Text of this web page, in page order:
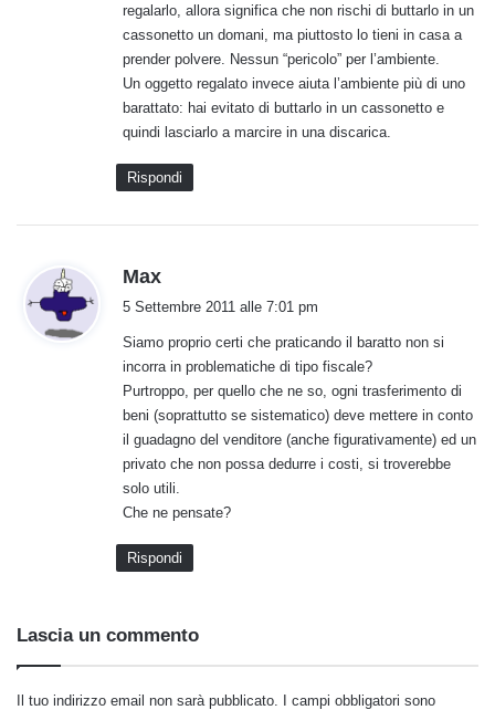
regalarlo, allora significa che non rischi di buttarlo in un
cassonetto un domani, ma piuttosto lo tieni in casa a
prender polvere. Nessun “pericolo” per l’ambiente.
Un oggetto regalato invece aiuta l’ambiente più di uno
barattato: hai evitato di buttarlo in un cassonetto e
quindi lasciarlo a marcire in una discarica.
Rispondi
Max
e
t
t
o
:
5 Settembre 2011 alle 7:01 pm
Siamo proprio certi che praticando il baratto non si
incorra in problematiche di tipo fiscale?
Purtroppo, per quello che ne so, ogni trasferimento di
beni (soprattutto se sistematico) deve mettere in conto
il guadagno del venditore (anche figurativamente) ed un
privato che non possa dedurre i costi, si troverebbe
solo utili.
Che ne pensate?
Rispondi
Lascia un commento
Il tuo indirizzo email non sarà pubblicato. I campi obbligatori sono